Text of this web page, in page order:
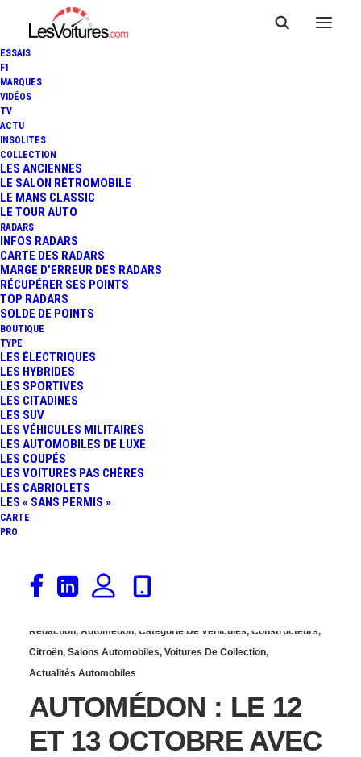
ESSAIS
F1
MARQUES
VIDÉOS
TV
ACTU
INSOLITES
COLLECTION
LES ANCIENNES
LE SALON RÉTROMOBILE
LE MANS CLASSIC
LE TOUR AUTO
RADARS
INFOS RADARS
CARTE DES RADARS
MARGE D’ERREUR DES RADARS
RÉCUPÉRER SES POINTS
TOP RADARS
SOLDE DE POINTS
BOUTIQUE
TYPE
LES ÉLECTRIQUES
LES HYBRIDES
LES SPORTIVES
LES CITADINES
LES SUV
LES VÉHICULES MILITAIRES
LES AUTOMOBILES DE LUXE
LES COUPÉS
LES VOITURES PAS CHÈRES
LES CABRIOLETS
LES « SANS PERMIS »
CARTE
PRO
18 décembre 2019
FUSION PSA-FCA : LE
4ÈME CONSTRUCTEUR
AUTOMOBILE MONDIAL
EST NÉ
Rédaction, Automédon, Catégorie De Véhicules, Constructeurs,
Citroën, Salons Automobiles, Voitures De Collection,
Actualités Automobiles
AUTOMÉDON : LE 12
ET 13 OCTOBRE AVEC